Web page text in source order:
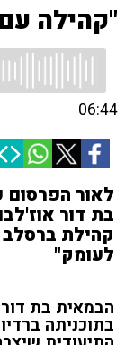
"קהילה
06:44
לאור הפרסום
בת דור
קהילת
לעומק"
הבמאית בת